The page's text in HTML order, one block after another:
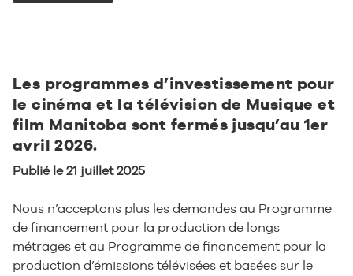
Les programmes d’investissement pour
le cinéma et la télévision de Musique et
film Manitoba sont fermés jusqu’au 1er
avril 2026.
Publié le 21 juillet 2025
Nous n’acceptons plus les demandes au Programme
de financement pour la production de longs
métrages et au Programme de financement pour la
production d’émissions télévisées et basées sur le